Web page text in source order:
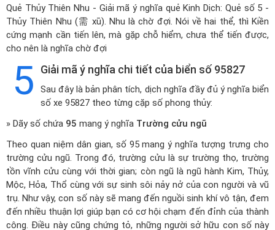
Quẻ Thủy Thiên Nhu - Giải mã ý nghĩa quẻ Kinh Dịch: Quẻ số 5 -
Thủy Thiên Nhu (需 xū). Nhu là chờ đợi. Nói về hai thể, thì Kiền
cứng mạnh cần tiến lên, mà gặp chỗ hiểm, chưa thể tiến được,
cho nên là nghĩa chờ đợi
5 Giải mã ý nghĩa chi tiết của biển số 95827
Sau đây là bản phân tích, dịch nghĩa đầy đủ ý nghĩa biển
số xe 95827 theo từng cặp số phong thủy:
» Dãy số chứa 95 mang ý nghĩa Trường cửu ngũ
Theo quan niệm dân gian, số 95 mang ý nghĩa tượng trưng cho
trường cửu ngũ. Trong đó, trường cửu là sự trường thọ, trường
tồn vĩnh cửu cùng với thời gian; còn ngũ là ngũ hành Kim, Thủy,
Mộc, Hỏa, Thổ cùng với sự sinh sôi nảy nở của con người và vũ
trụ. Như vậy, con số này sẽ mang đến nguồi sinh khí vô tận, đem
đến nhiều thuận lợi giúp bạn có cơ hội chạm đến đỉnh của thành
công. Điều này cũng chứng tỏ, những người sở hữu con số này